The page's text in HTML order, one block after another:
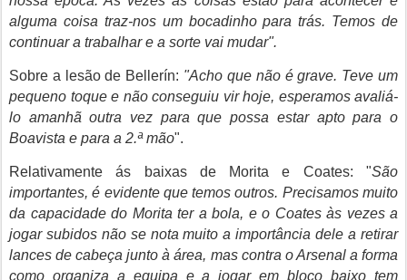
alguma coisa traz-nos um bocadinho para trás. Temos de
continuar a trabalhar e a sorte vai mudar".
Sobre a lesão de Bellerín: "Acho que não é grave. Teve um
pequeno toque e não conseguiu vir hoje, esperamos avaliá-
lo amanhã outra vez para que possa estar apto para o
Boavista e para a 2.ª mão".
Relativamente ás baixas de Morita e Coates: "São
importantes, é evidente que temos outros. Precisamos muito
da capacidade do Morita ter a bola, e o Coates às vezes a
jogar subidos não se nota muito a importância dele a retirar
lances de cabeça junto à área, mas contra o Arsenal a forma
como organiza a equipa e a jogar em bloco baixo tem